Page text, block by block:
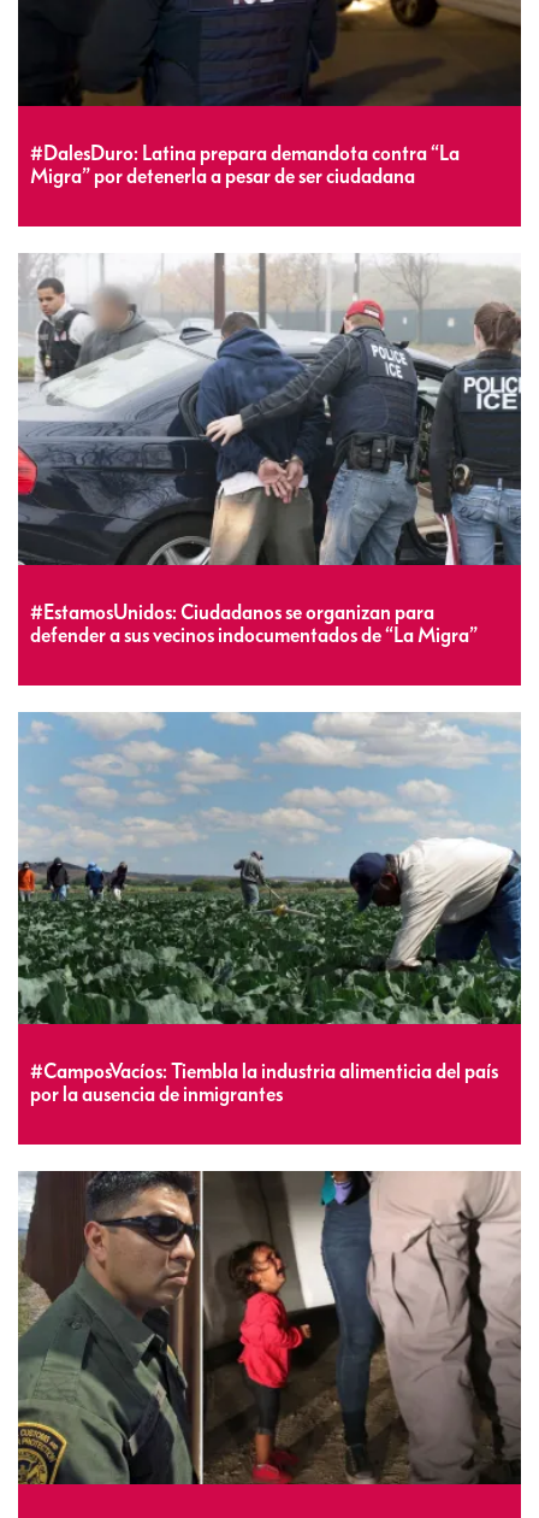
#DalesDuro: Latina prepara demandota contra “La
Migra” por detenerla a pesar de ser ciudadana
#EstamosUnidos: Ciudadanos se organizan para
defender a sus vecinos indocumentados de “La Migra”
#CamposVacíos: Tiembla la industria alimenticia del país
por la ausencia de inmigrantes